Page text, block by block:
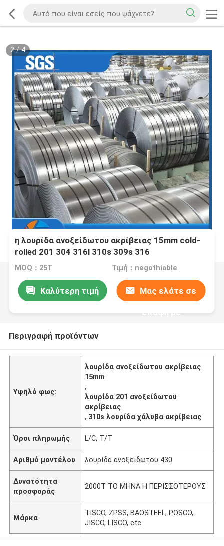
2/4
η λουρίδα ανοξείδωτου ακρίβειας 15mm cold-
rolled 201 304 316l 310s 309s 316
MOQ：25T Τιμή：negothiable
Καλύτερη τιμή Μας ελάτε σε
επαφή με
Περιγραφή προϊόντων
Υψηλό φως:
λουρίδα ανοξείδωτου ακρίβειας
15mm
,
λουρίδα 201 ανοξείδωτου
ακρίβειας
, 310s λουρίδα χάλυβα ακρίβειας
Όροι πληρωμής L/C, T/T
Αριθμό μοντέλου λουρίδα ανοξείδωτου 430
Δυνατότητα
προσφοράς
2000T ΤΟ ΜΗΝΑ Η ΠΕΡΙΣΣΟΤΕΡΟΥΣ
Μάρκα
TISCO, ZPSS, BAOSTEEL, POSCO,
JISCO, LISCO, etc